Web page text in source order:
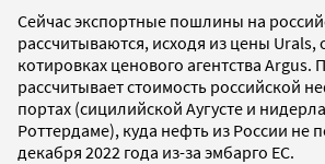
Сейчас экспортные пошлины на
рассчитываются, исходя из цены Urals,
котировках ценового агентства Argus.
рассчитывает стоимость российской
портах (сицилийской Аугусте и
Роттердаме), куда нефть из России не
декабря 2022 года из-за эмбарго ЕС.